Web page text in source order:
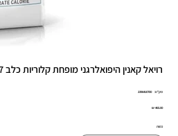
רויאל קאנין היפואלרגני מופחת קלוריות כלב 7 ק"ג
מק"ט: מק"ט
2396410700
מחיר‏465.00 ‏₪
כמות